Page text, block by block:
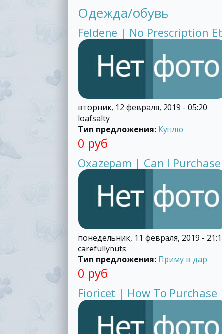
Одежда/обувь
Feldene | No Prescription
вторник, 12 февраля, 2019 - 05:20
loafsalty
Тип предложения: Куплю
0 руб
Oxazepam | Can I Purchase
понедельник, 11 февраля, 2019 -
carefullynuts
Тип предложения: Приму в дар
0 руб
Fioricet | How To Purchase